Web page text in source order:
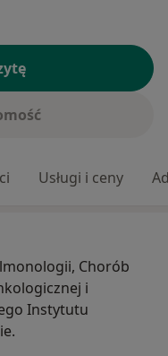
Usługi i ceny
Chorób
i
Instytutu